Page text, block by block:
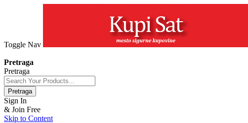
Toggle Nav
Pretraga
Pretraga
Pretraga
Sign In
& Join Free
Skip to Content